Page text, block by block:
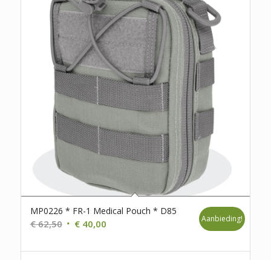
MP0226 * FR-1 Medical Pouch * D85
€62,50 Oorspronkelijke
was:
€40,00Huidige
is:
Aanbieding!